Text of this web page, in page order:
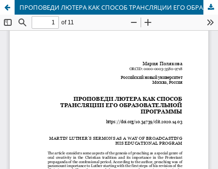
ПРОПОВЕДИ ЛЮТЕРА КАК СПОСОБ ТРАНСЛЯЦИИ ЕГО ОБРАЗОВАТЕЛЬНОЙ ПРОГРАММЫ